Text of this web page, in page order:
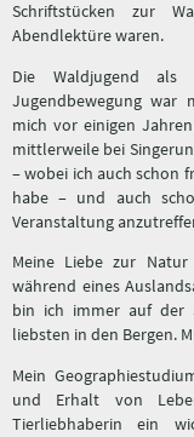
Schriftstücken zur
Abendlektüre waren.
Die Waldjugend als
Jugendbewegung
mich vor einigen
mittlerweile bei
– wobei ich auch schon
habe – und auch
Veranstaltung
Meine Liebe zur
während eines
bin ich immer auf der
liebsten in den Bergen.
Mein
und Erhalt von
Tierliebhaberin ein